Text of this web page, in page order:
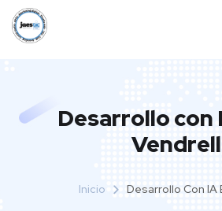
Desarrollo con
Vendrell
Inicio Desarrollo Con IA